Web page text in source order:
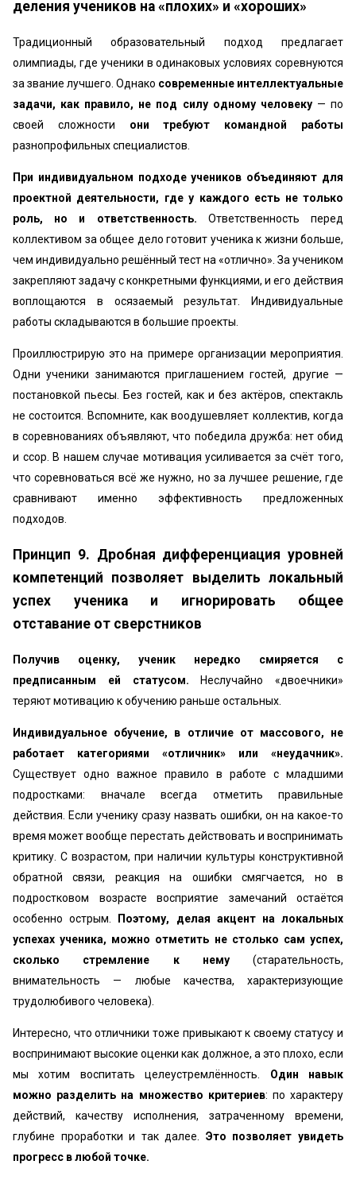
деления учеников на «плохих» и «хороших»
Традиционный образовательный подход предлагает
олимпиады, где ученики в одинаковых условиях соревнуются
за звание лучшего. Однако современные интеллектуальные
задачи, как правило, не под силу одному человеку— по
своей сложности они требуют командной работы
разнопрофильных специалистов.
При индивидуальном подходе учеников объединяют для
проектной деятельности, где у каждого есть не только
роль, но и ответственность. Ответственность перед
коллективом за общее дело готовит ученика к жизни больше,
чем индивидуально решённый тест на «отлично». За учеником
закрепляют задачу с конкретными функциями, и его действия
воплощаются в осязаемый результат. Индивидуальные
работы складываются в большие проекты.
Проиллюстрирую это на примере организации мероприятия.
Одни ученики занимаются приглашением гостей, другие —
постановкой пьесы. Без гостей, как и без актёров, спектакль
не состоится. Вспомните, как воодушевляет коллектив, когда
в соревнованиях объявляют, что победила дружба: нет обид
и ссор. В нашем случае мотивация усиливается за счёт того,
что соревноваться всё же нужно, но за лучшее решение, где
сравнивают именно эффективность предложенных
подходов.
Принцип 9. Дробная дифференциация уровней
компетенций позволяет выделить локальный
успех ученика и игнорировать общее
отставание от сверстников
Получив оценку, ученик нередко смиряется с
предписанным ей статусом. Неслучайно «двоечники»
теряют мотивацию к обучению раньше остальных.
Индивидуальное обучение, в отличие от массового, не
работает категориями «отличник» или «неудачник».
Существует одно важное правило в работе с младшими
подростками: вначале всегда отметить правильные
действия. Если ученику сразу назвать ошибки, он на какое-то
время может вообще перестать действовать и воспринимать
критику. С возрастом, при наличии культуры конструктивной
обратной связи, реакция на ошибки смягчается, но в
подростковом возрасте восприятие замечаний остаётся
особенно острым.
Поэтому, делая акцент на локальных
успехах ученика, можно отметить не столько сам успех,
сколько стремление к нему (старательность,
внимательность — любые качества, характеризующие
трудолюбивого человека).
Интересно, что отличники тоже привыкают к своему статусу и
воспринимают высокие оценки как должное, а это плохо, если
мы хотим воспитать целеустремлённость. Один навык
можно разделить на множество критериев: по характеру
действий, качеству исполнения, затраченному времени,
глубине проработки и так далее. Это позволяет увидеть
прогресс в любой точке.